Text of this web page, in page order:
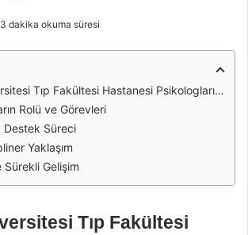
3 dakika okuma süresi
Hastanesi Psikologları: Psikolojik Destek ve Tedavi Sürecinde Önemi
Rolü ve Görevleri
Destek Süreci
Yaklaşım
Sürekli Gelişim
Tıp Fakültesi